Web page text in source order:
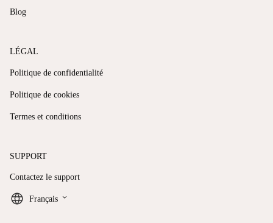
Blog
LÉGAL
Politique de confidentialité
Politique de cookies
Termes et conditions
SUPPORT
Contactez le support
Français keyboard_arrow_down